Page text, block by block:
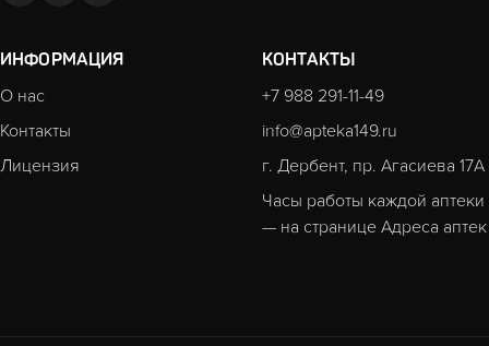
ИНФОРМАЦИЯ
О нас
Контакты
Лицензия
КОНТАКТЫ
+7 988 291-11-49
info@apteka149.ru
г. Дербент, пр. Агасиева 17А
Часы работы каждой аптеки
— на странице Адреса аптек